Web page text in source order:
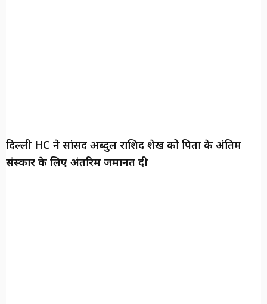
दिल्ली HC ने सांसद अब्दुल राशिद शेख को पिता के अंतिम
संस्कार के लिए अंतरिम जमानत दी